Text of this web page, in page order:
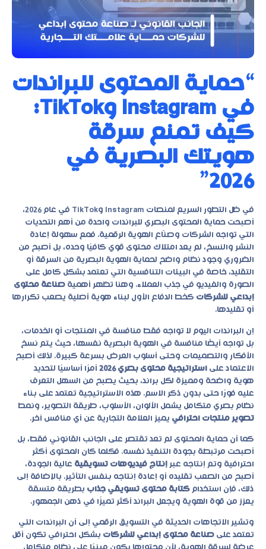
“حماية المحتوى للبراندات
في Instagram وTikTok:
كيف تمنع سرقة
هويتك البصرية في
2026”
في ظل التطور السريع لمنصات Instagram وTikTok في عام 2026،
أصبحت حماية المحتوى البصري للبراندات واحدة من أهم التحديات
التي تواجه الشركات وصنّاع الهوية الرقمية. فمع سهولة إعادة
النشر والنسخ، لم يعد امتلاك محتوى قوي كافيًا وحده، بل أصبح من
الضروري وجود نظام واضح لحماية الهوية البصرية من السرقة أو
التقليد، خاصة في البيئات التنافسية التي تعتمد بشكل كامل على
الصورة والفيديو في جذب العملاء. وهنا تظهر أهمية صناعة محتوى
إبداعي للشركات كخط الدفاع الأول لبناء هوية أصلية يصعب تكرارها
أو تقليدها.
إن البراندات اليوم لا تواجه فقط منافسة في المنتجات أو الخدمات،
بل تواجه أيضًا منافسة في الهوية البصرية نفسها، حيث يتم نسخ
الأفكار والتصميمات وحتى أسلوب العرض بسرعة كبيرة. لذلك أصبح
الاعتماد على استراتيجية محتوى بصري 2026
أمرًا أساسيًا لتحديد
هوية واضحة ومميزة لكل براند، بحيث يصبح من السهل التعرف
عليه فورًا حتى بدون ذكر الاسم. هذه الاستراتيجية تعتمد على بناء
نظام بصري متكامل يشمل الألوان، الأسلوب، طريقة التصوير، ونمط
تصوير منتجات احترافي يميز العلامة التجارية عن أي منافس آخر.
كما أن حماية المحتوى لم تعد تقتصر على الجانب القانوني فقط، بل
أصبحت مرتبطة بجودة التنفيذ نفسه. فكلما كان المحتوى أكثر
احترافية وتم إنتاجه عبر إنتاج فيديوهات تسويقية عالية الجودة،
أصبح من الصعب تقليده أو إعادة إنتاجه بنفس التأثير. بالإضافة إلى
ذلك، فإن استخدام كتابة محتوى تسويقي جذاب بطريقة متسقة
يعزز من قوة الهوية ويجعل البراند أكثر تميزًا في ذهن الجمهور.
وتشير الاتجاهات الحديثة في التسويق الرقمي إلى أن البراندات التي
تعتمد على صناعة محتوى إبداعي للشركات بشكل احترافي تكون أقل